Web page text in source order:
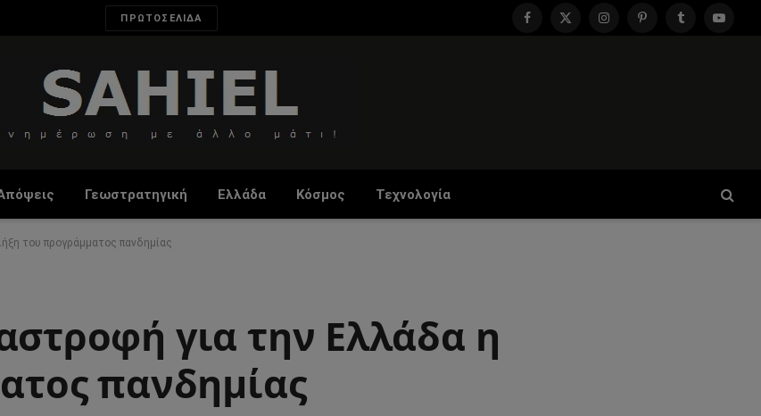
ΠΡΩΤΟΣΕΛΙΔΑ
Facebook
X
InstagramPinterestTumblr
Γεωστρατηγική Ελλάδα Κόσμος Τεχνολογία
του προγράμματος πανδημίας
για την Ελλάδα η
πανδημίας